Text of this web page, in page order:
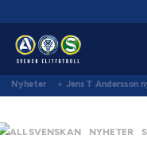
Nyheter > Jens T Andersson
ALLSVENSKAN NYHETER